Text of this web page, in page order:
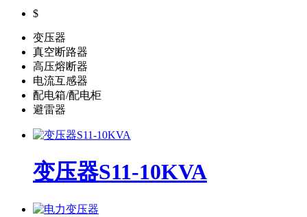
$
变压器
真空断路器
高压熔断器
电流互感器
配电箱/配电柜
避雷器
变压器S11-10KVA